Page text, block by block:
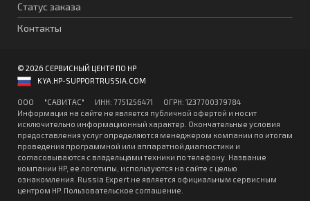
Статус заказа
Контакты
© 2026 СЕРВИСНЫЙ ЦЕНТР ПО HP
KYA.HP-SUPPORTRUSSIA.COM
ООО "CАВИТAC" ИНН: 7751256471 ОГPН: 1237700379784
Информация на сайте не является публичной офертой и носит
исключительно информационный характер. Окончательные условия
предоставления услуг определяются менеджером компании по итогам
проведения программной или аппаратной диагностики и
согласовываются с владельцами техники по телефону. Название
компании HP, ее логотипы, используются на сайте с целью
ознакомления. Russia Expert не является официальным сервисным
центром HP. Пользовательское соглашение